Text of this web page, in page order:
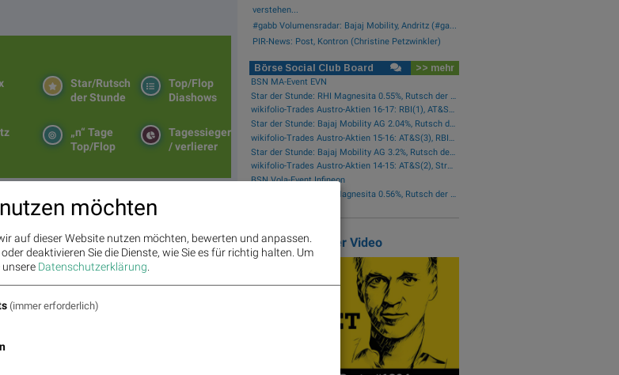
Top/Flop
Diashows
Star/Rutsch
der Stunde
Tagessieger
/ verlierer
„n“ Tage
Top/Flop
,Semperit,EuroTeleSites AG,Flughafen
,Porr,SBO,AT&S, Frequentis
,BKS Bank Stamm,Agrana,Lenzing,Amag,
,SAP
verstehen...
#gabb Volumensradar: Bajaj Mobility, Andritz (#ga...
PIR-News: Post, Kontron (Christine Petzwinkler)
Börse Social Club Board >> mehr
BSN MA-Event EVN
wikifolio-Trades Austro-Aktien 16-17: RBI(1), AT&S(1), Wienerberger(1), Österreichische Post(1)
Star der Stunde: Bajaj Mobility AG 2.04%, Rutsch der Stunde: Frequentis -1.76%
wikifolio-Trades Austro-Aktien 15-16: AT&S(3), RBI(2), Wienerberger(1), voestalpine(1), Kontron(1), Bawag(1)
wikifolio-Trades Austro-Aktien 14-15: AT&S(2), Strabag(1)
BSN Vola-Event Infineon
Star der Stunde: RHI Magnesita 0.56%, Rutsch der Stunde: Frequentis -0.45%
Featured Partner Video
möchten
auf dieser Website nutzen möchten, bewerten und anpassen.
deaktivieren Sie die Dienste, wie Sie es für richtig halten. Um
unsere Datenschutzerklärung
(immer erforderlich)